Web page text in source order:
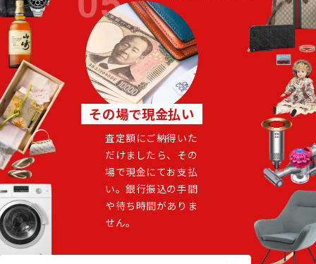
その場で現金払い
査定額にご納得いた
だけましたら、その
場で現金にてお支払
い。銀行振込の手間
や待ち時間がありま
せん。